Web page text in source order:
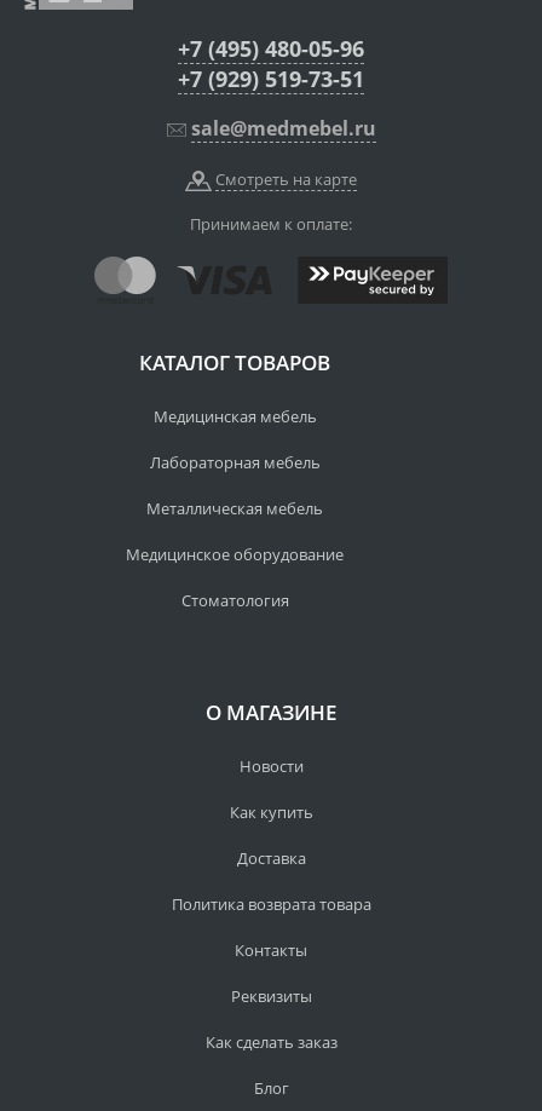
+7 (495) 480-05-96
+7 (929) 519-73-51
sale@medmebel.ru
Смотреть на карте
Принимаем к оплате:
КАТАЛОГ ТОВАРОВ
Медицинская мебель
Лабораторная мебель
Металлическая мебель
Медицинское оборудование
Стоматология
О МАГАЗИНЕ
Новости
Как купить
Доставка
Политика возврата товара
Контакты
Реквизиты
Как сделать заказ
Блог